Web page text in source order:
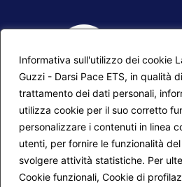
Informativa sull'utilizzo dei cookie
Guzzi - Darsi Pace ETS, in qualità
trattamento dei dati personali,
utilizza cookie per il suo corretto
personalizzare i contenuti in linea
utenti, per fornire le funzionalità
svolgere attività statistiche. Per
Cookie funzionali, Cookie di
Mappa del sito
Progetti Darsi Pace
Calendario
Privacy